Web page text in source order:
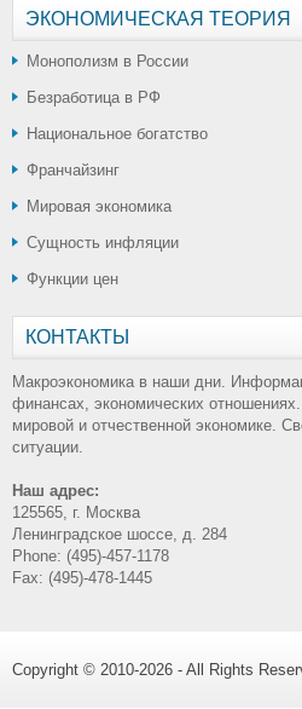
ЭКОНОМИЧЕСКАЯ ТЕОРИЯ
Монополизм в России
Безработица в РФ
Национальное богатство
Франчайзинг
Мировая экономика
Сущность инфляции
Функции цен
КОНТАКТЫ
Макроэкономика в наши дни.
финансах, экономических
мировой и отчественной экономике.
ситуации.
Наш адрес:
125565, г. Москва
Ленинградское шоссе, д. 284
Phone: (495)-457-1178
Fax: (495)-478-1445
Copyright © 2010-2026 - All Rights